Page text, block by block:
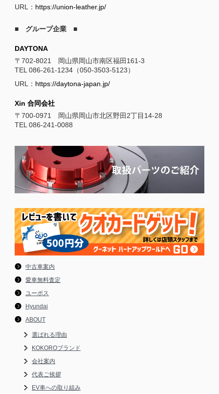
URL： https://union-leather.jp/
■ グループ企業 ■
DAYTONA
〒702-8021 岡山県岡山市南区福田161-3
TEL 086-261-1234（050-3503-5123）
URL： https://daytona-japan.jp/
Xin 合同会社
〒700-0971 岡山県岡山市北区野田2丁目14-28
TEL 086-241-0088
中古車案内
愛車無料査定
ユーポス
Hyundai
ABOUT
選ばれる理由
KOKOROブランド
会社案内
代表ご挨拶
EV車への取り組み